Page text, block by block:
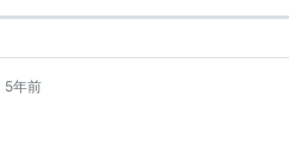
5年前